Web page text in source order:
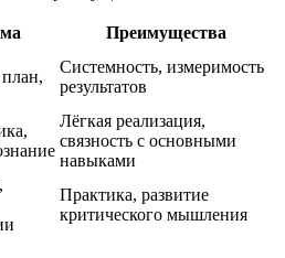
Преимущества
Системность, измеримость
результатов
Лёгкая реализация,
связность с основными
навыками
Практика, развитие
критического мышления